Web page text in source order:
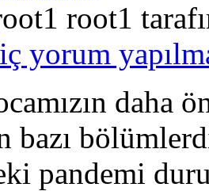
root1
yorum
daha
bazı
pandemi